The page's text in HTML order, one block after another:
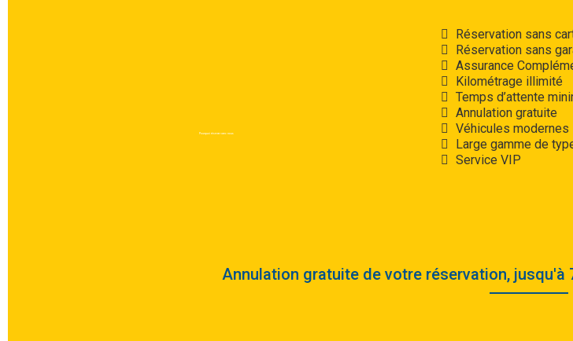
Pourquoi réserver avec nous
Réservation sans
Réservation sans
Assurance
Kilométrage illimité
Temps d’attente
Annulation gratuite
Véhicules modernes
Large gamme de
Service VIP
Annulation gratuite de votre réservation,